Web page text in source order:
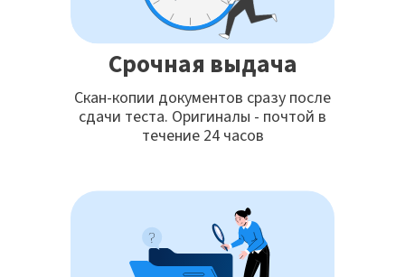
Срочная выдача
Скан-копии документов сразу после
сдачи теста. Оригиналы - почтой в
течение 24 часов